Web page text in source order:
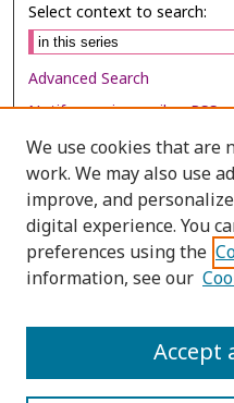
Select context to search:
Advanced Search
Notify me via email orRSS
Browse
Collections
Disciplines
Authors
We use cookies that are
work. We may also use
improve, and
digital experience. You
preferences using the
information, see our
Accept